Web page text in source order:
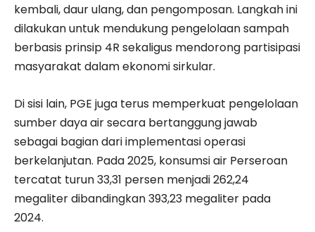
kembali, daur ulang, dan pengomposan. Langkah ini
dilakukan untuk mendukung pengelolaan sampah
berbasis prinsip 4R sekaligus mendorong partisipasi
masyarakat dalam ekonomi sirkular.
Di sisi lain, PGE juga terus memperkuat pengelolaan
sumber daya air secara bertanggung jawab
sebagai bagian dari implementasi operasi
berkelanjutan. Pada 2025, konsumsi air Perseroan
tercatat turun 33,31 persen menjadi 262,24
megaliter dibandingkan 393,23 megaliter pada
2024.